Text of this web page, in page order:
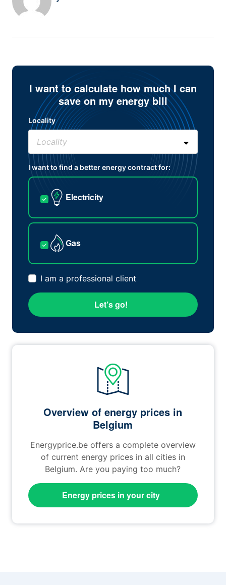
I want to calculate how much I can
save on my energy bill
Locality
I want to find a better energy contract for:
Electricity
Gas
I am a professional client
Let’s go!
Overview of energy prices in
Belgium
Energyprice.be offers a complete overview
of current energy prices in all cities in
Belgium. Are you paying too much?
Energy prices in your city